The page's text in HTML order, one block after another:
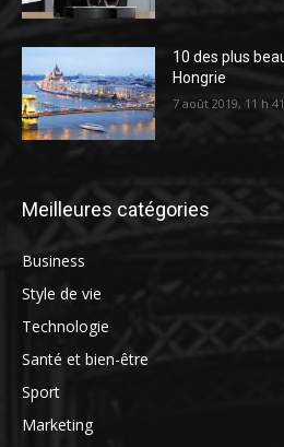
10 des plus
Hongrie
7 août 2019, 11 h
Meilleures catégories
Business
Style de vie
Technologie
Santé et bien-être
Sport
Marketing